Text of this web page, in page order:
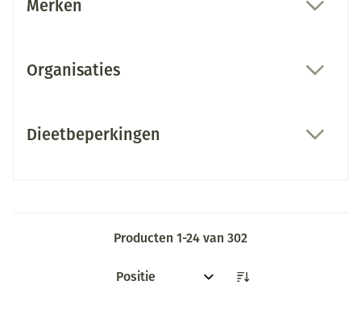
Merken
Organisaties
Dieetbeperkingen
Producten 1-24 van 302
Sorteer op: